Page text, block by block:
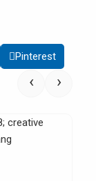
Pinterest
‹ ›